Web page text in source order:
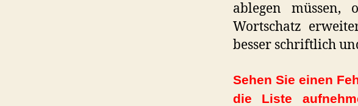
ablegen müssen,
Wortschatz
besser schriftlich
Sehen Sie einen
die Liste